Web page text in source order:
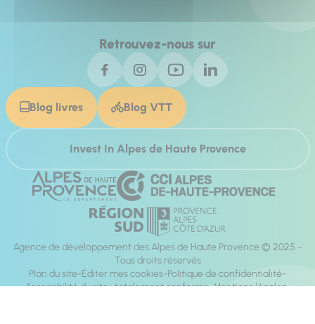
Retrouvez-nous sur
Blog livres Blog VTT
Invest In Alpes de Haute Provence
Agence de développement des Alpes de Haute Provence © 2025 -
Tous droits réservés
Plan du site Éditer mes cookies Politique de confidentialité
Accessibilité du site : totalement conforme Mentions légales